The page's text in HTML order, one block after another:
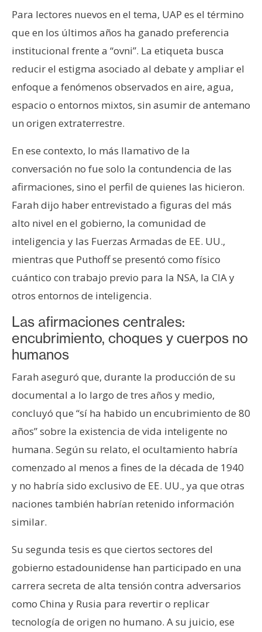
i
c
i
a
d
Para lectores nuevos en el tema, UAP es el término
que en los últimos años ha ganado preferencia
institucional frente a “ovni”. La etiqueta busca
reducir el estigma asociado al debate y ampliar el
enfoque a fenómenos observados en aire, agua,
espacio o entornos mixtos, sin asumir de antemano
un origen extraterrestre.
En ese contexto, lo más llamativo de la
conversación no fue solo la contundencia de las
afirmaciones, sino el perfil de quienes las hicieron.
Farah dijo haber entrevistado a figuras del más
alto nivel en el gobierno, la comunidad de
inteligencia y las Fuerzas Armadas de EE. UU.,
mientras que Puthoff se presentó como físico
cuántico con trabajo previo para la NSA, la CIA y
otros entornos de inteligencia.
Las afirmaciones centrales:
encubrimiento, choques y cuerpos no
humanos
Farah aseguró que, durante la producción de su
documental a lo largo de tres años y medio,
concluyó que “sí ha habido un encubrimiento de 80
años” sobre la existencia de vida inteligente no
humana. Según su relato, el ocultamiento habría
comenzado al menos a fines de la década de 1940
y no habría sido exclusivo de EE. UU., ya que otras
naciones también habrían retenido información
similar.
Su segunda tesis es que ciertos sectores del
gobierno estadounidense han participado en una
carrera secreta de alta tensión contra adversarios
como China y Rusia para revertir o replicar
tecnología de origen no humano. A su juicio, ese